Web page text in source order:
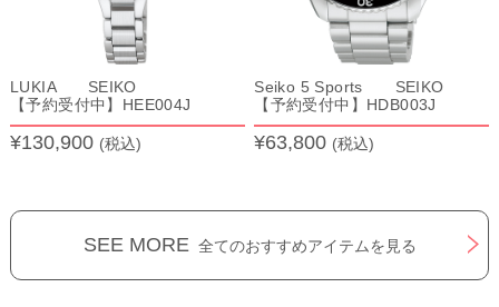
LUKIA SEIKO
【予約受付中】HEE004J
¥130,900 (税込)
Seiko 5 Sports SEIKO
【予約受付中】HDB003J
¥63,800 (税込)
SEE MORE 全てのおすすめアイテムを見る